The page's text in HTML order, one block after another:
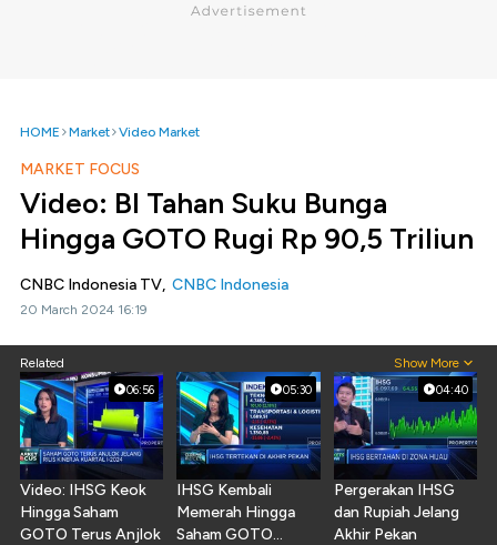
HOME Market Video Market
MARKET FOCUS
Video: BI Tahan Suku Bunga
Hingga GOTO Rugi Rp 90,5 Triliun
CNBC Indonesia TV, CNBC Indonesia
20 March 2024 16:19
Related Show More
06:56
Video: IHSG Keok
Hingga Saham
GOTO Terus Anjlok
05:30
IHSG Kembali
Memerah Hingga
Saham GOTO
04:40
Pergerakan IHSG
dan Rupiah Jelang
Akhir Pekan